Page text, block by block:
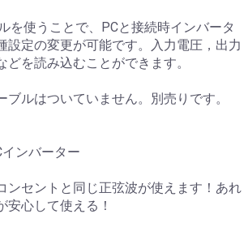
を使うことで、PCと接続時インバータ
設定の変更が可能です。入力電圧，出力
どを読み込むことができます。
ブルはついていません。別売りです。
ンバーター
ンセントと同じ正弦波が使えます！あれ
安心して使える！